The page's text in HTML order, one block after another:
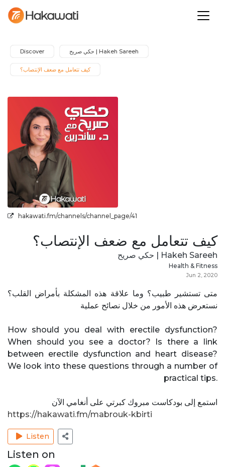
Discover Hakeh Sareeh | حكي صريح
كيف تتعامل مع ضعف الإنتصاب؟
hakawati.fm/channels/channel_page/41
كيف تتعامل مع ضعف الإنتصاب؟
Hakeh Sareeh | حكي صريح
Health & Fitness
Jun 2, 2020
متى تستشير طبيب؟ وما علاقة هذه المشكلة بأمراض القلب؟
نستعرض هذه الأمور من خلال نصائح عملية
How should you deal with erectile dysfunction?
When should you see a doctor? Is there a link
between erectile dysfunction and heart disease?
We look into these questions through a number of
practical tips.
استمع إلى بودكاست مبروك كبرتي على أنغامي الآن
https://hakawati.fm/mabrouk-kbirti
Listen
Listen on